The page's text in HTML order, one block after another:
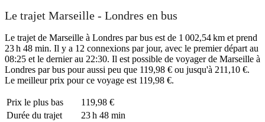
Le trajet Marseille - Londres en bus
Le trajet de Marseille à Londres par bus est de 1 002,54 km et prend
23 h 48 min. Il y a 12 connexions par jour, avec le premier départ au
08:25 et le dernier au 22:30. Il est possible de voyager de Marseille à
Londres par bus pour aussi peu que 119,98 € ou jusqu'à 211,10 €.
Le meilleur prix pour ce voyage est 119,98 €.
Prix ​​le plus bas
119,98 €
Durée du trajet
23 h 48 min